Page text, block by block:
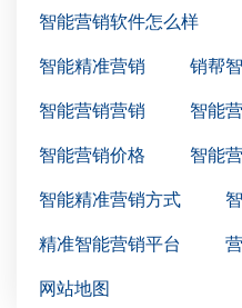
智能营销软件怎么样
智能精准营销 销帮
智能营销营销 智能
智能营销价格 智能
智能精准营销方式
精准智能营销平台
网站地图